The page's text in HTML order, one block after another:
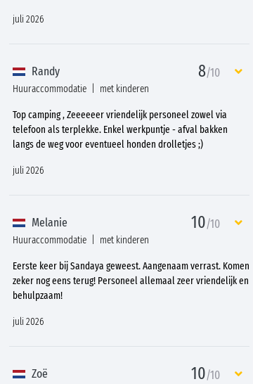
juli 2026
Randy 8/10
Huuraccommodatie met kinderen
Top camping , Zeeeeeer vriendelijk personeel zowel via
telefoon als terplekke. Enkel werkpuntje - afval bakken
langs de weg voor eventueel honden drolletjes ;)
juli 2026
Melanie 10/10
Huuraccommodatie met kinderen
Eerste keer bij Sandaya geweest. Aangenaam verrast. Komen
zeker nog eens terug! Personeel allemaal zeer vriendelijk en
behulpzaam!
juli 2026
Zoë 10/10